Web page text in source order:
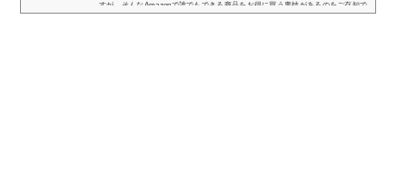
すが、そんなAmazonで誰でもできる商品をお得に買う裏技があるのをご存知で